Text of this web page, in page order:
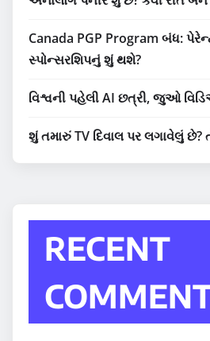
Canada PGP Program બંધ:
સ્પોન્સરશિપનું શું થશે?
વિશ્વની પહેલી AI છત્રી, જુઓ
શું તમારું TV દિવાલ પર લગાવેલું
RECENT